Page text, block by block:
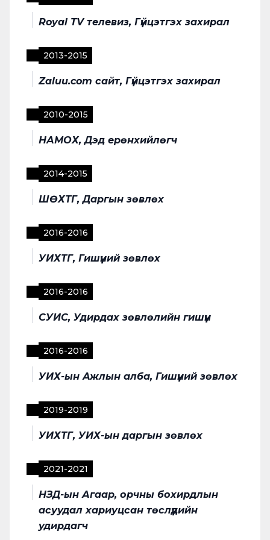
Royal TV телевиз, Гүйцэтгэх захирал
2013-2015
Zaluu.com сайт, Гүйцэтгэх захирал
2010-2015
НАМОХ, Дэд ерөнхийлөгч
2014-2015
ШӨХТГ, Даргын зөвлөх
2016-2016
УИХТГ, Гишүүний зөвлөх
2016-2016
СУИС, Удирдах зөвлөлийн гишүүн
2016-2016
УИХ-ын Ажлын алба, Гишүүний зөвлөх
2019-2019
УИХТГ, УИХ-ын даргын зөвлөх
2021-2021
НЗД-ын Агаар, орчны бохирдлын
асуудал хариуцсан төслүүдийн
удирдагч